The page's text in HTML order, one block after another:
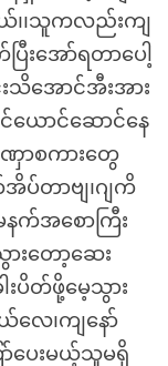
၊၊သူကလည်းကျ
းအော်ရတာပေါ့
သိအောင်အီးအား
ယောင်ဆောင်နေ
ဏှာစကားတွေ
အိပ်တာဗျ၊ဂျကိ
နက်အစောကြီး
ားတော့ဆေး
ပိတ်ဖို့မေ့သွား
လေ၊ကျနော်
ပေးမယ့်သူမရှိ